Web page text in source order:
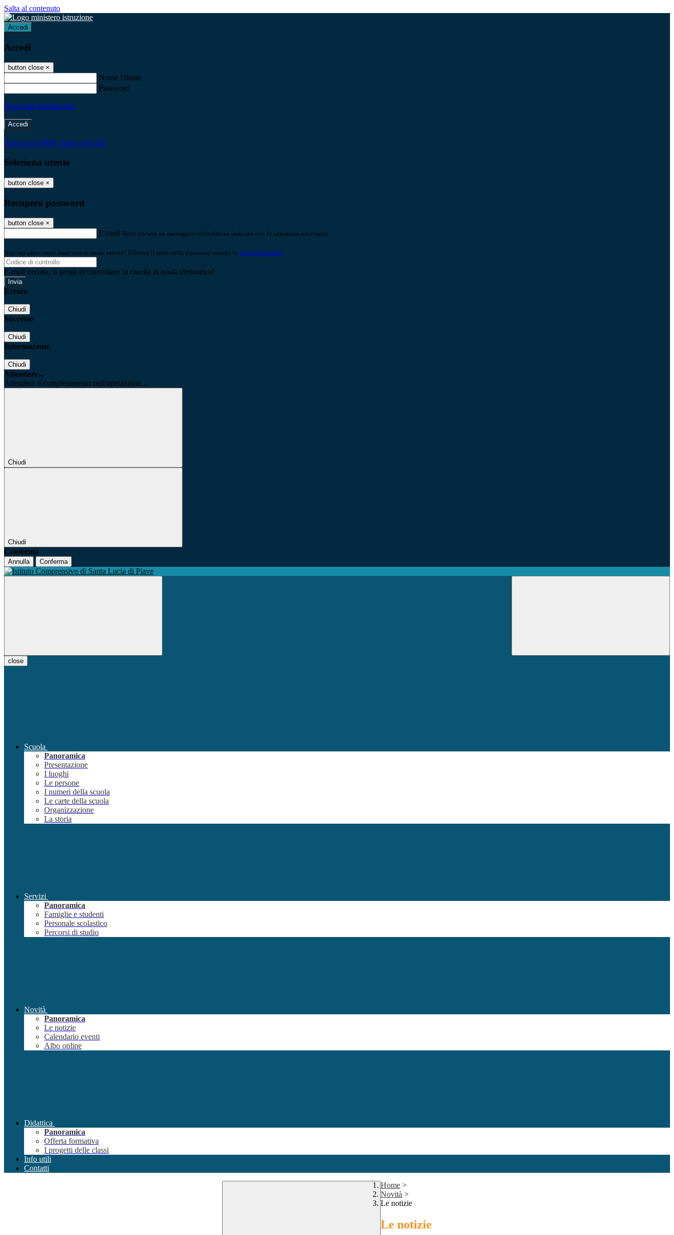
Salta al contenuto
Accedi
Accedi
button close ×
Nome Utente
Password
Password dimenticata?
-
Entra con SPID Entra con CIE
Seleziona utente
button close ×
Recupero password
button close ×
E-mail Verrà inviato un messaggio all'indirizzo indicato con le istruzioni necessarie.
Non hai una e-mail associata al nome utente? Effettua il reset della password tramite la Login Spaggiari
E-mail inviata, si prega di controllare la casella di posta elettronica!
Errore
Chiudi
Successo
Chiudi
Informazione
Chiudi
Attendere...
Attendere il completamento dell'operazione...
Chiudi
Chiudi
Conferma
Annulla Conferma
close
Scuola
Panoramica
Presentazione
I luoghi
Le persone
I numeri della scuola
Le carte della scuola
Organizzazione
La storia
Servizi
Panoramica
Famiglie e studenti
Personale scolastico
Percorsi di studio
Novità
Panoramica
Le notizie
Calendario eventi
Albo online
Didattica
Panoramica
Offerta formativa
I progetti delle classi
Info utili
Contatti
Home >
Novità >
Le notizie
Le notizie